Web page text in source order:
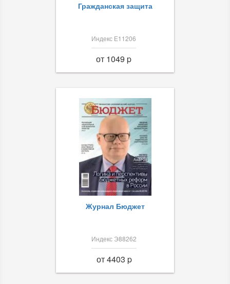
Гражданская защита
Индекс Е11206
от 1049 p
Журнал Бюджет
Индекс Э88262
от 4403 p